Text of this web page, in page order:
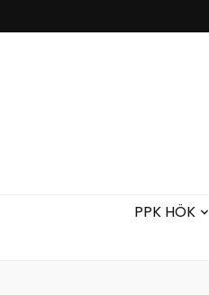
PPK HÖK